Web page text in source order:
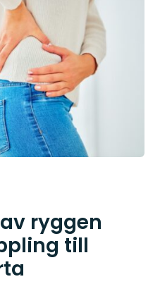
ryggen
till